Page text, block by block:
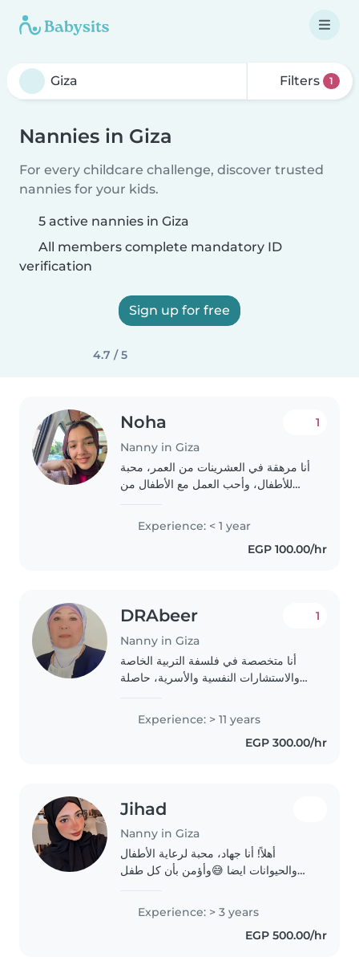
Filters 1
Nannies in Giza
For every childcare challenge, discover trusted
nannies for your kids.
5 active nannies in Giza
All members complete mandatory ID
verification
Sign up for free
4.7 / 5
Noha
Nanny in Giza
1
أنا مرهقة في العشرينات من العمر، محبة
للأطفال، وأحب العمل مع الأطفال من
واللغات، وأستمتع بمساعدة الأطفال في
أداء الواجبات المدرسية. أنا أتحمل
Experience: < 1 year
EGP 100.00/hr
DRAbeer
Nanny in Giza
1
أنا متخصصة في فلسفة التربية الخاصة
والاستشارات النفسية والأسرية، حاصلة
Experience: > 11 years
EGP 300.00/hr
Jihad
Nanny in Giza
أهلاً! أنا جهاد، محبة لرعاية الأطفال
والحيوانات ايضا 😅وأؤمن بأن كل طفل
شهادات معتمدة في الإسعافات الأولية
وتنمية الطفولة، وأمتلك خبرة عملية في
Experience: > 3 years
EGP 500.00/hr